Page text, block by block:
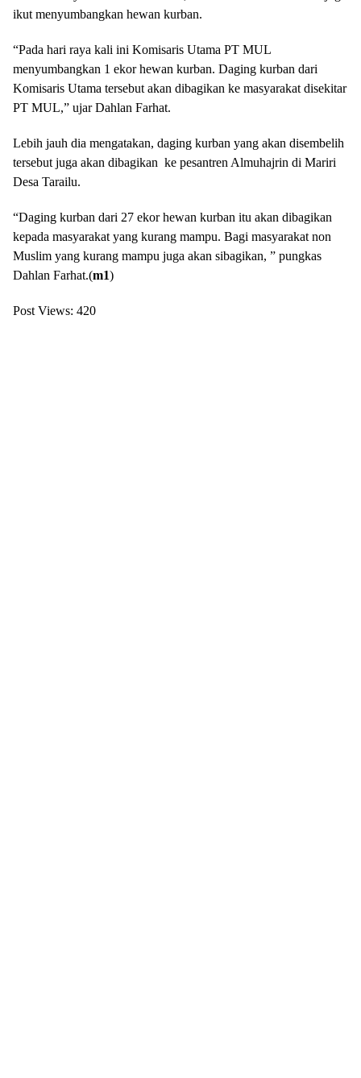
ikut menyumbangkan hewan kurban.
“Pada hari raya kali ini Komisaris Utama PT MUL
menyumbangkan 1 ekor hewan kurban. Daging kurban dari
Komisaris Utama tersebut akan dibagikan ke masyarakat disekitar
PT MUL,” ujar Dahlan Farhat.
Lebih jauh dia mengatakan, daging kurban yang akan disembelih
tersebut juga akan dibagikan ke pesantren Almuhajrin di Mariri
Desa Tarailu.
“Daging kurban dari 27 ekor hewan kurban itu akan dibagikan
kepada masyarakat yang kurang mampu. Bagi masyarakat non
Muslim yang kurang mampu juga akan sibagikan, ” pungkas
Dahlan Farhat.(m1)
Post Views: 420